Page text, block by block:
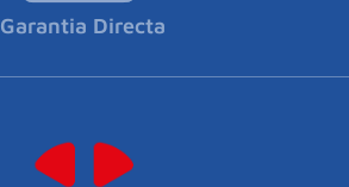
Garantia Directa